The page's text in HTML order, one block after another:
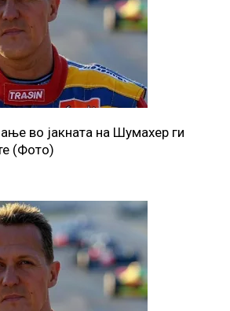
во јакната на Шумахер ги
(Фото)